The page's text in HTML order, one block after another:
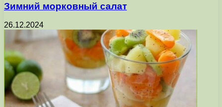
Зимний морковный салат
26.12.2024